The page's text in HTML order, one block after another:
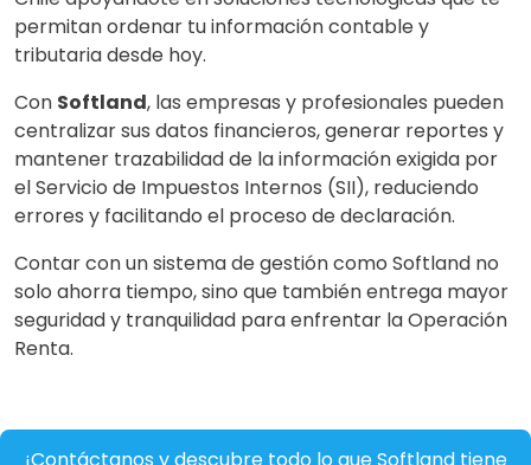
permitan ordenar tu información contable y
tributaria desde hoy.
Con Softland, las empresas y profesionales pueden
centralizar sus datos financieros, generar reportes y
mantener trazabilidad de la información exigida por
el Servicio de Impuestos Internos (SII), reduciendo
errores y facilitando el proceso de declaración.
Contar con un sistema de gestión como Softland no
solo ahorra tiempo, sino que también entrega mayor
seguridad y tranquilidad para enfrentar la Operación
Renta.
¡Contáctanos y descubre todo lo que Softland tiene